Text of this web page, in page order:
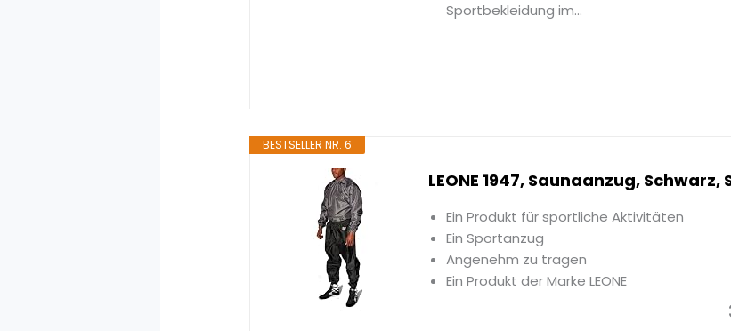
Sportbekleidung im...
BESTSELLER NR. 6
LEONE 1947, Saunaanzug, Schwarz,
Ein Produkt für sportliche Aktivitäten
Ein Sportanzug
Angenehm zu tragen
Ein Produkt der Marke LEONE